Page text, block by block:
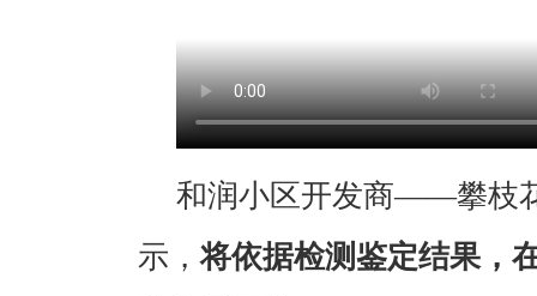
和润小区开发商——攀枝
示，将依据检测鉴定结果，